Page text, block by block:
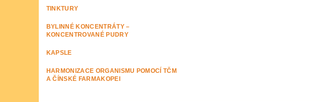
TINKTURY
BYLINNÉ KONCENTRÁTY –
KONCENTROVANÉ PUDRY
KAPSLE
HARMONIZACE ORGANISMU POMOCÍ TČM
A ČÍNSKÉ FARMAKOPEI